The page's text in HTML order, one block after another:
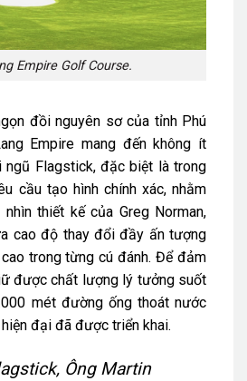
Empire Golf Course.
đồi nguyên sơ của tỉnh Phú
Empire mang đến không ít
ngũ Flagstick, đặc biệt là trong
cầu tạo hình chính xác, nhằm
thiết kế của Greg Norman,
cao độ thay đổi đầy ấn tượng
trong từng cú đánh. Để đảm
được chất lượng lý tưởng suốt
mét đường ống thoát nước
đại đã được triển khai.
Ông Martin